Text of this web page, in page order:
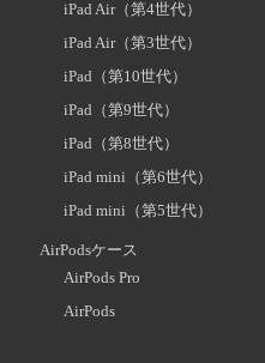
iPad Air（第4世代）
iPad Air（第3世代）
iPad（第10世代）
iPad（第9世代）
iPad（第8世代）
iPad mini（第6世代）
iPad mini（第5世代）
AirPodsケース
AirPods Pro
AirPods